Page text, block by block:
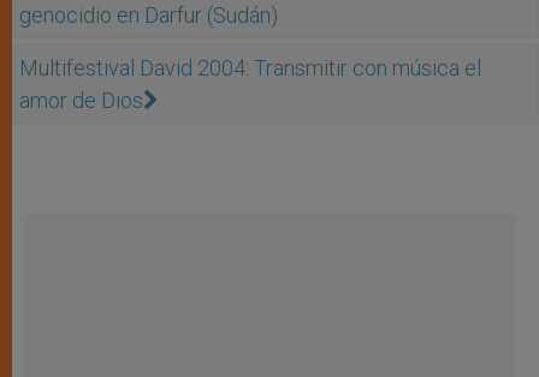
genocidio en Darfur (Sudán)
Multifestival David 2004: Transmitir con música el
amor de Dios